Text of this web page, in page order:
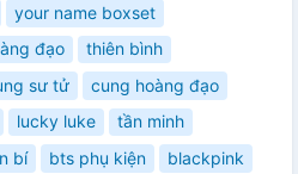
your name boxset
đạo
thiên bình
sư tử
cung hoàng đạo
lucky luke
tần minh
bí bts phụ kiện
blackpink